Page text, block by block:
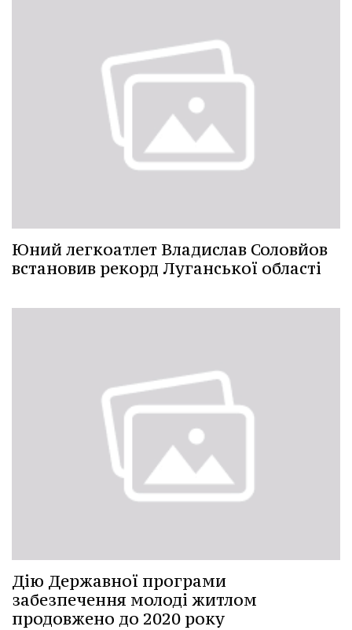
Юний легкоатлет Владислав Соловйов
встановив рекорд Луганської області
Дію Державної програми
забезпечення молоді житлом
продовжено до 2020 року